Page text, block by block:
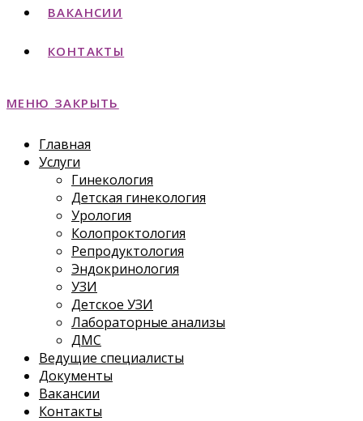
ВАКАНСИИ
КОНТАКТЫ
МЕНЮ ЗАКРЫТЬ
Главная
Услуги
Гинекология
Детская гинекология
Урология
Колопроктология
Репродуктология
Эндокринология
УЗИ
Детское УЗИ
Лабораторные анализы
ДМС
Ведущие специалисты
Документы
Вакансии
Контакты